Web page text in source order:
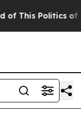
This Politics of